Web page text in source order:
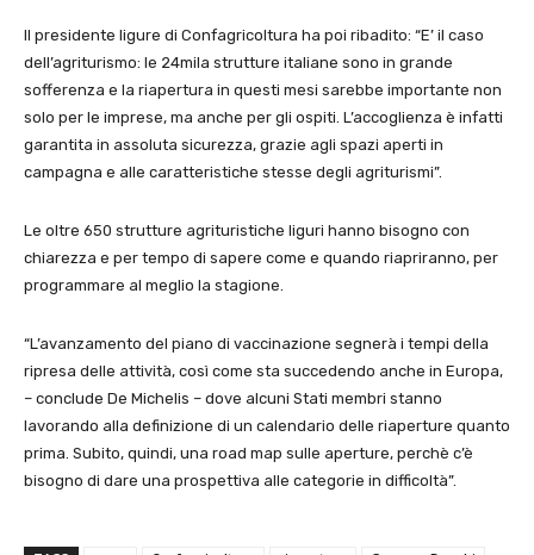
Il presidente ligure di Confagricoltura ha poi ribadito: “E’ il caso
dell’agriturismo: le 24mila strutture italiane sono in grande
sofferenza e la riapertura in questi mesi sarebbe importante non
solo per le imprese, ma anche per gli ospiti. L’accoglienza è infatti
garantita in assoluta sicurezza, grazie agli spazi aperti in
campagna e alle caratteristiche stesse degli agriturismi”.
Le oltre 650 strutture agrituristiche liguri hanno bisogno con
chiarezza e per tempo di sapere come e quando riapriranno, per
programmare al meglio la stagione.
“L’avanzamento del piano di vaccinazione segnerà i tempi della
ripresa delle attività, così come sta succedendo anche in Europa,
– conclude De Michelis – dove alcuni Stati membri stanno
lavorando alla definizione di un calendario delle riaperture quanto
prima. Subito, quindi, una road map sulle aperture, perchè c’è
bisogno di dare una prospettiva alle categorie in difficoltà”.